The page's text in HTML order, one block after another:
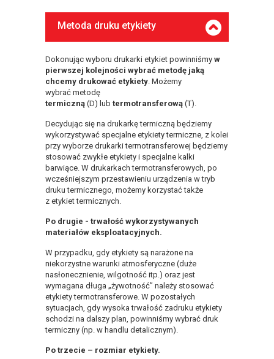
Metoda druku etykiety
Dokonując wyboru drukarki etykiet powinniśmy w
pierwszej kolejności wybrać metodę jaką
chcemy drukować etykiety . Możemy
wybrać metodę
termiczną (D) lub termotransferową (T).
Decydując się na drukarkę termiczną będziemy
wykorzystywać specjalne etykiety termiczne, z kolei
przy wyborze drukarki termotransferowej będziemy
stosować zwykłe etykiety i specjalne kalki
barwiące. W drukarkach termotransferowych, po
wcześniejszym przestawieniu urządzenia w tryb
druku termicznego, możemy korzystać także
z etykiet termicznych.
Po drugie - trwałość wykorzystywanych
materiałów eksploatacyjnych.
W przypadku, gdy etykiety są narażone na
niekorzystne warunki atmosferyczne (duże
nasłonecznienie, wilgotność itp.) oraz jest
wymagana długa „żywotność” należy stosować
etykiety termotransferowe. W pozostałych
sytuacjach, gdy wysoka trwałość zadruku etykiety
schodzi na dalszy plan, powinniśmy wybrać druk
termiczny (np. w handlu detalicznym).
Po trzecie – rozmiar etykiety.